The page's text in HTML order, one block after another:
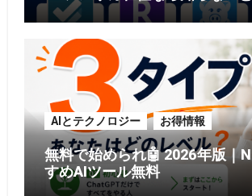
AIとテクノロジー お得情報
無料で始められ🤖 2026年版｜
すめAIツール無料